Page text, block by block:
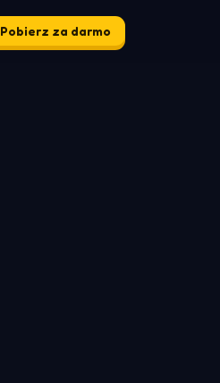
Pobierz za darmo